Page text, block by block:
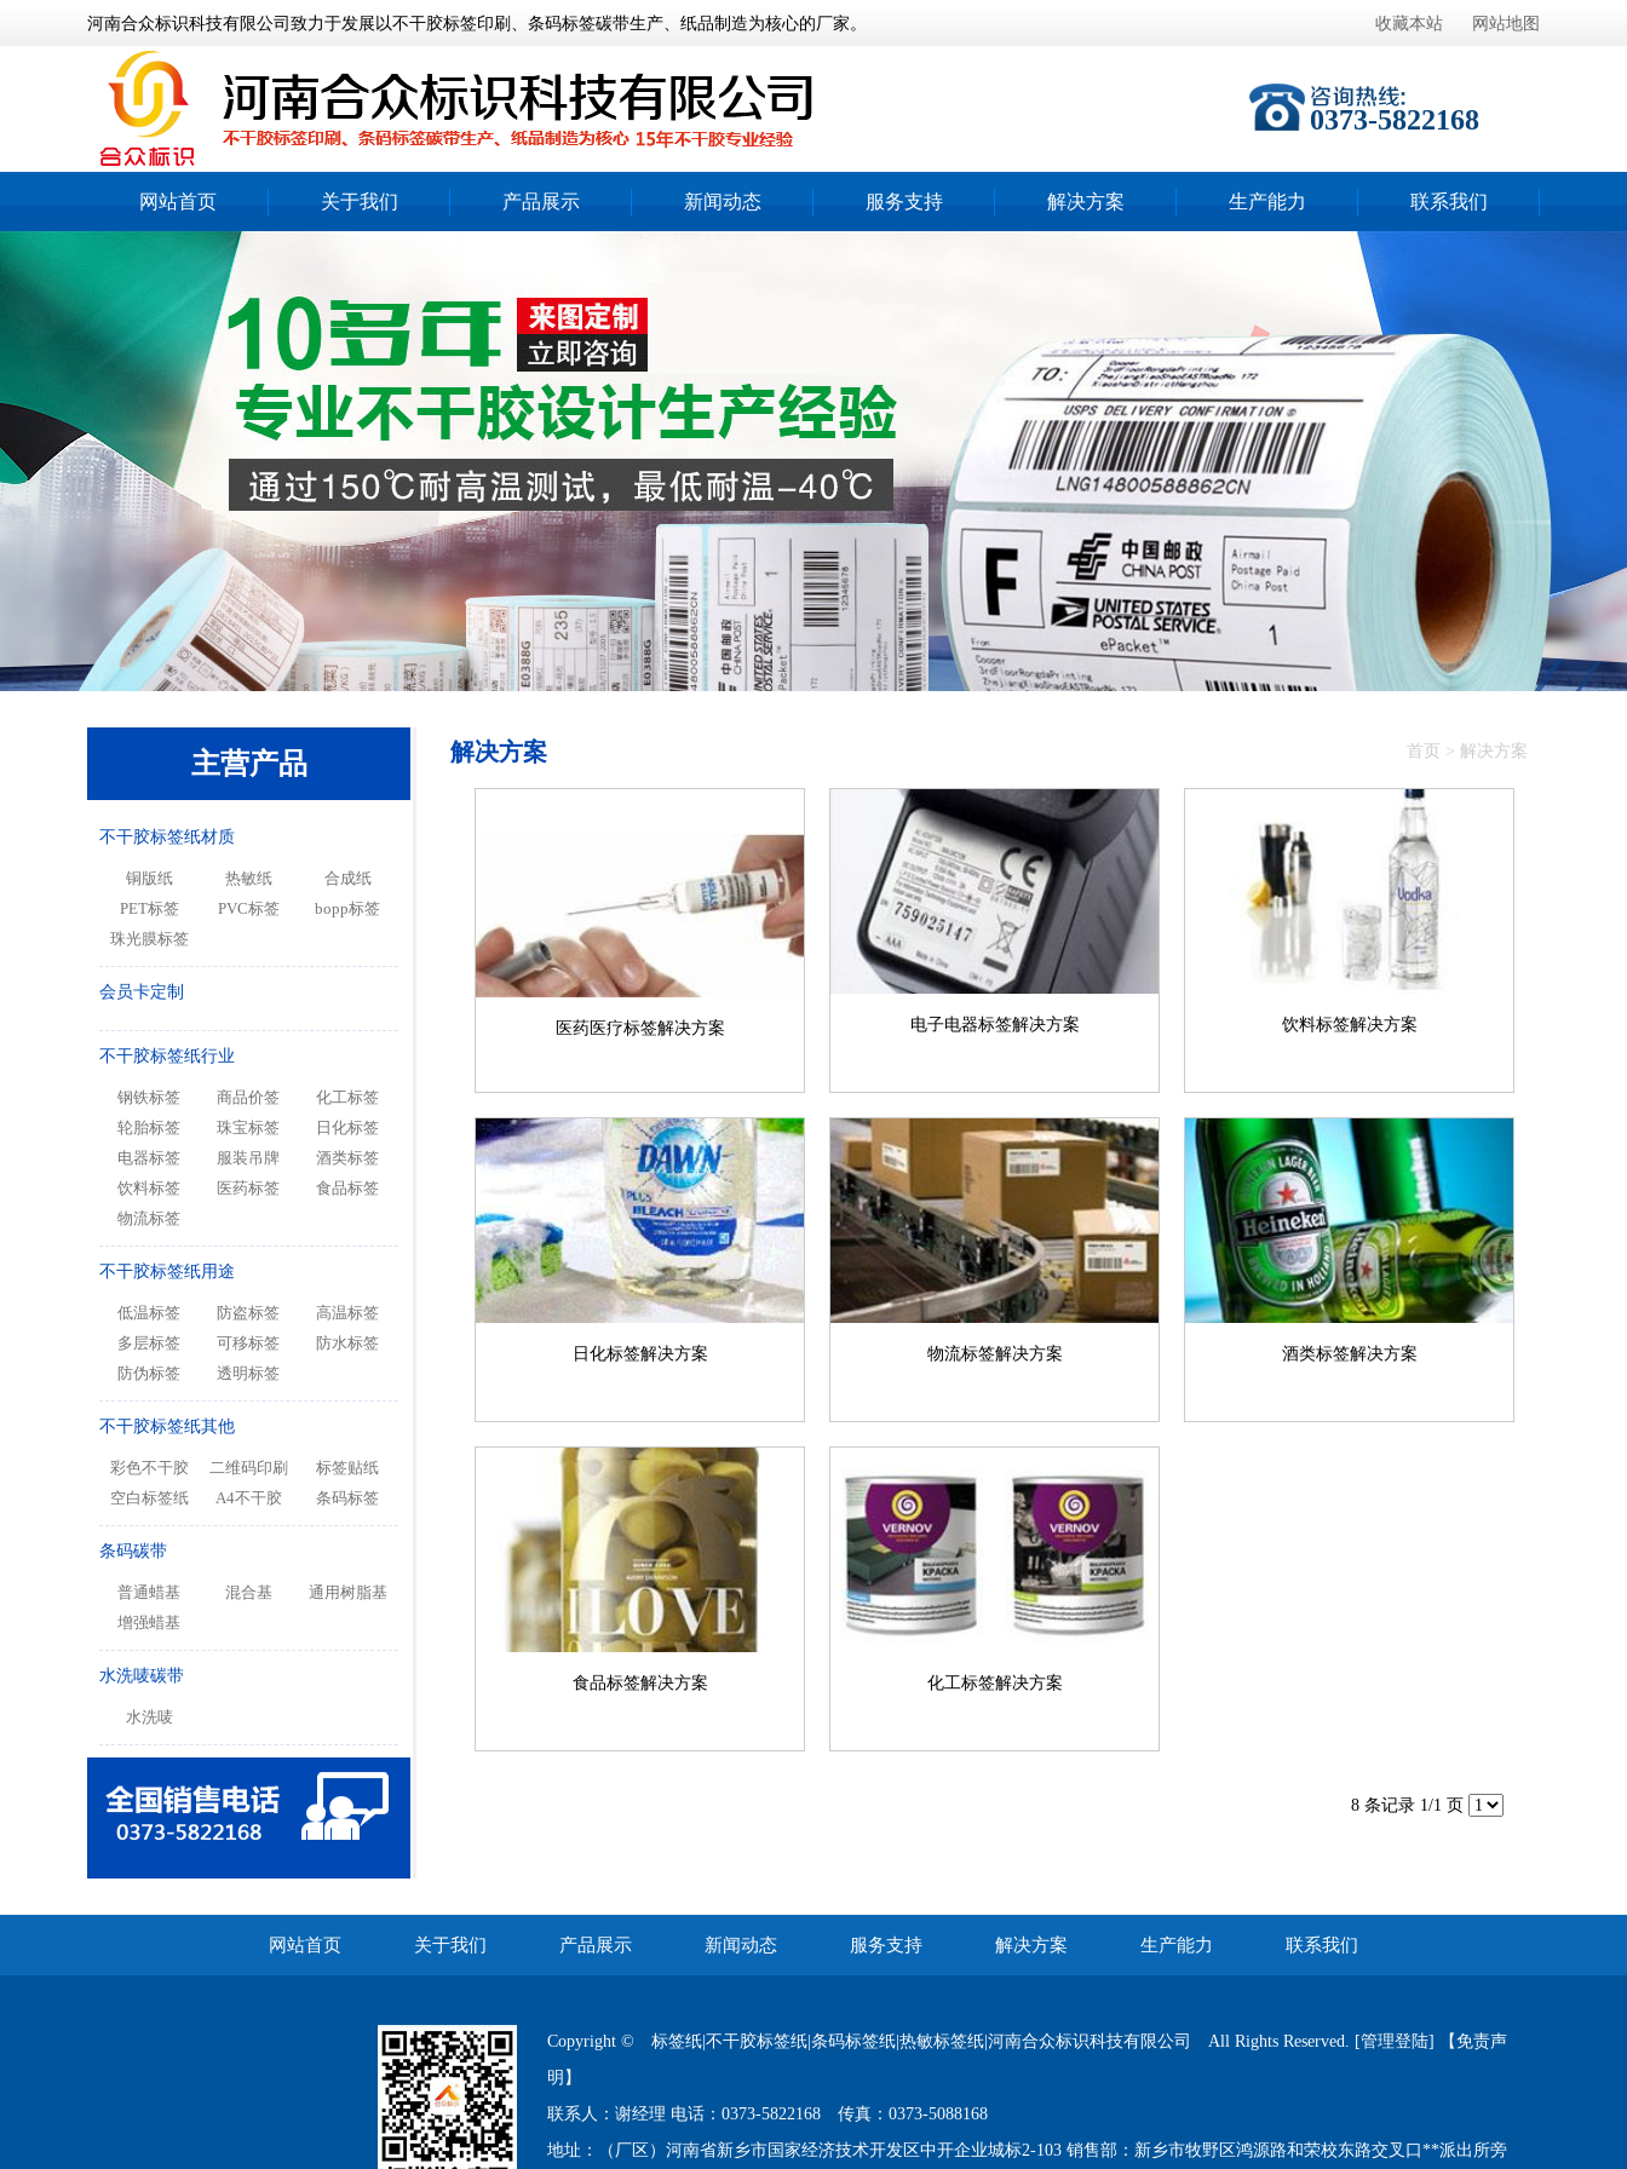
河南合众标识科技有限公司致力于发展以不干胶标签印刷、条码标签碳带生产、纸品制造为核心的厂家。 收藏本站 网站地图
0373-5822168
网站首页 关于我们 产品展示 新闻动态 服务支持 解决方案 生产能力 联系我们
主营产品
不干胶标签纸材质
铜版纸 热敏纸
合成纸
PET标签
PVC标签
bopp标签
珠光膜标签
会员卡定制
不干胶标签纸行业
钢铁标签 商品价签
化工标签
轮胎标签
珠宝标签
日化标签
电器标签
服装吊牌
酒类标签
饮料标签
医药标签
食品标签
物流标签
不干胶标签纸用途
低温标签 防盗标签
高温标签
多层标签
可移标签
防水标签
防伪标签
透明标签
不干胶标签纸其他
彩色不干胶 二维码印刷
标签贴纸
空白标签纸
A4不干胶 条码标签
条码碳带
普通蜡基 混合基
通用树脂基
增强蜡基
水洗唛碳带
水洗唛
解决方案 首页 > 解决方案
医药医疗标签解决方案 电子电器标签解决方案 饮料标签解决方案
日化标签解决方案 物流标签解决方案 酒类标签解决方案
食品标签解决方案 化工标签解决方案
8 条记录 1/1 页
网站首页 关于我们 产品展示 新闻动态 服务支持 解决方案 生产能力 联系我们
Copyright © 标签纸|不干胶标签纸|条码标签纸|热敏标签纸|河南合众标识科技有限公司 All Rights Reserved. [管理登陆]
【免责声
明】
联系人：谢经理 电话：0373-5822168 传真：0373-5088168
地址：（厂区）河南省新乡市国家经济技术开发区中开企业城标2-103 销售部：新乡市牧野区鸿源路和荣校东路交叉口**派出所旁